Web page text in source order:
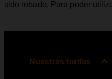
sido robado. Para poder
Nuestras tarifas